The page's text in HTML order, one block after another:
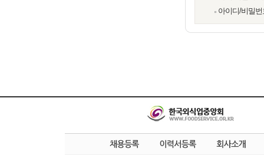
아이디/비밀